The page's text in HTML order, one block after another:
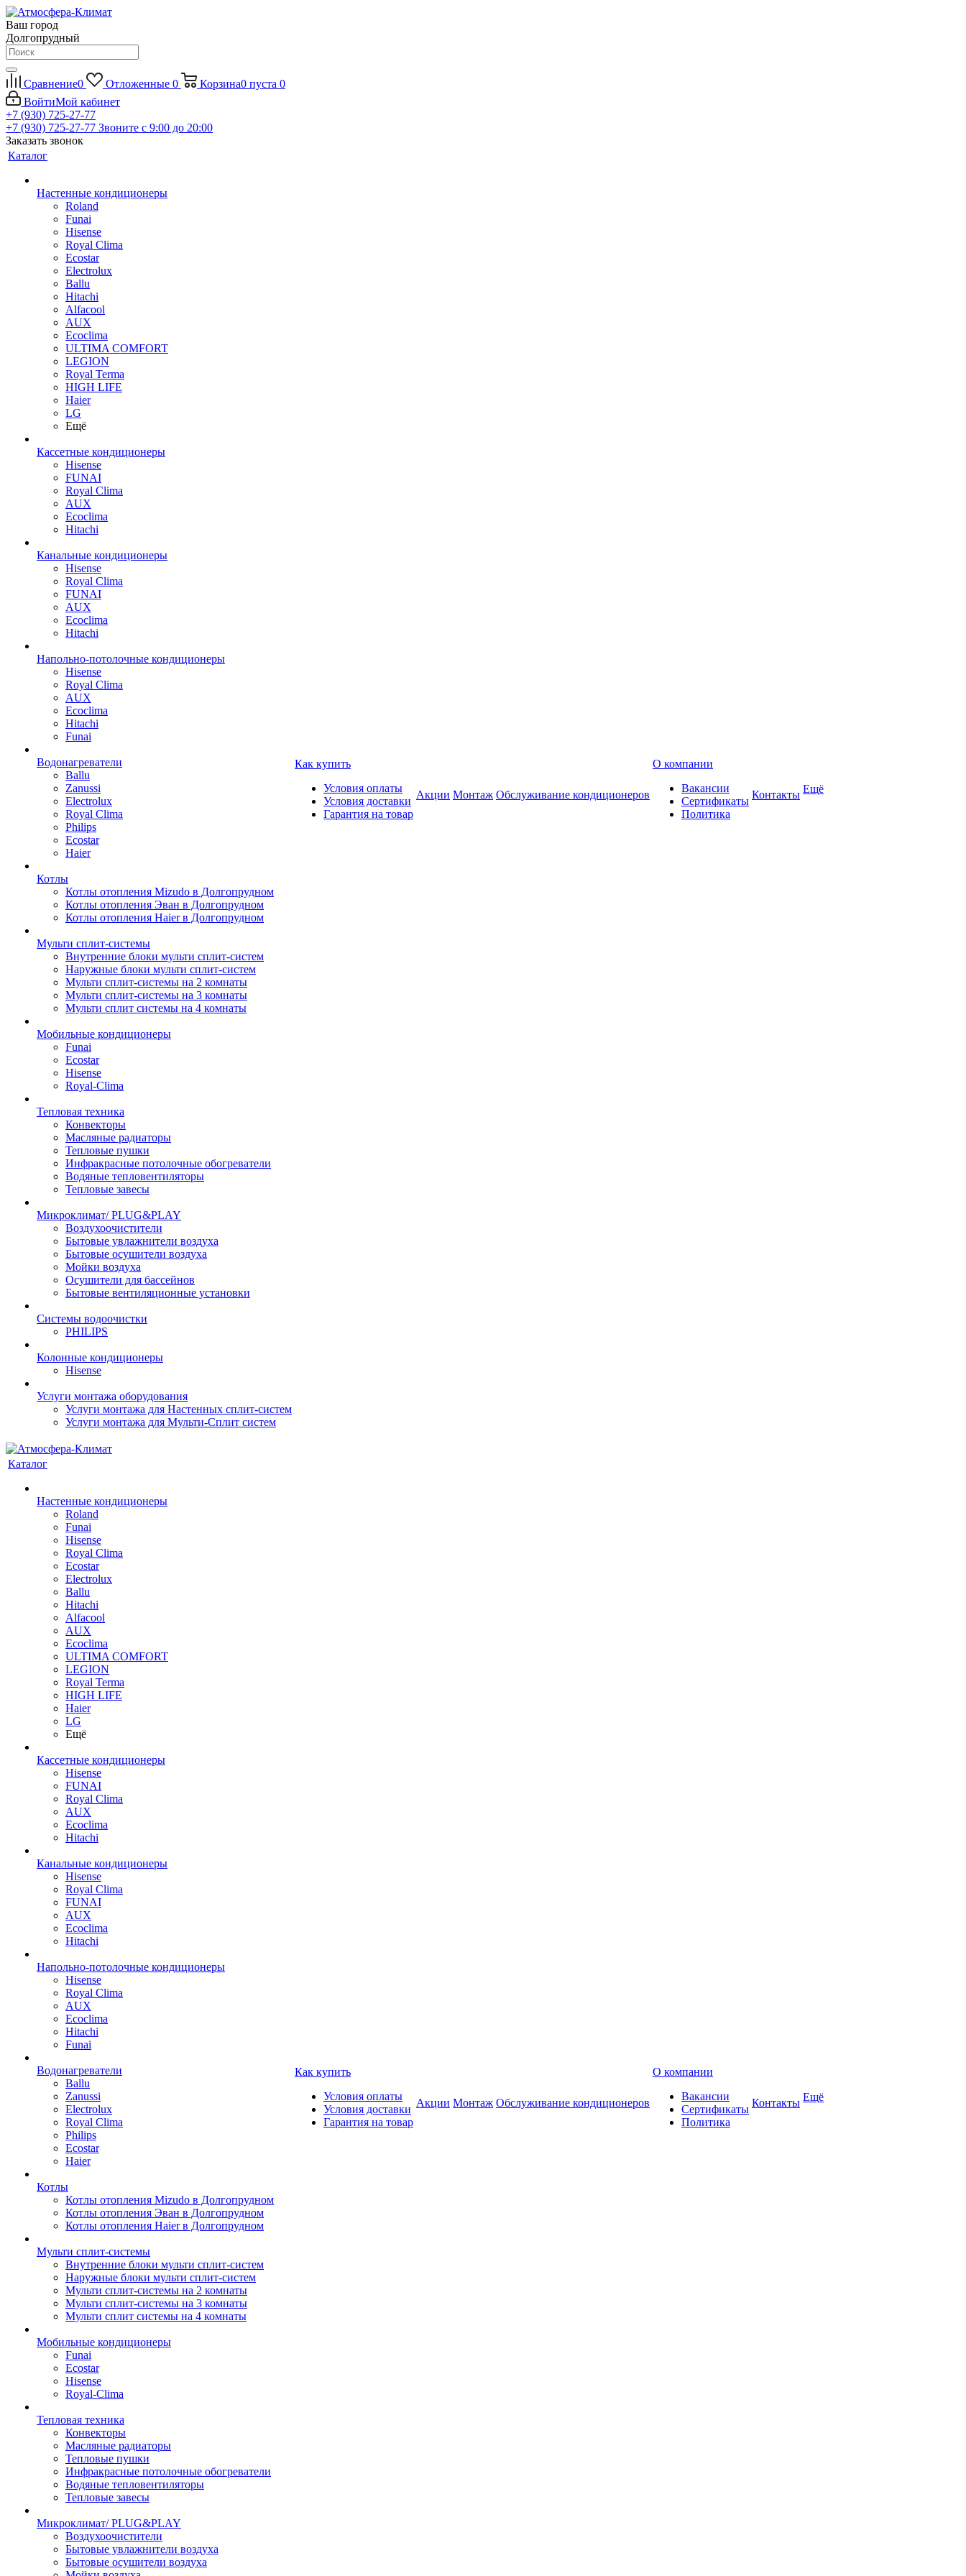
Ваш город
Долгопрудный
Сравнение0 Отложенные 0 Корзина0 пуста 0
ВойтиМой кабинет
+7 (930) 725-27-77
+7 (930) 725-27-77 Звоните с 9:00 до 20:00
Заказать звонок
Каталог
Настенные кондиционеры
Roland
Funai
Hisense
Royal Clima
Ecostar
Electrolux
Ballu
Hitachi
Alfacool
AUX
Ecoclima
ULTIMA COMFORT
LEGION
Royal Terma
HIGH LIFE
Haier
LG
Ещё
Кассетные кондиционеры
Hisense
FUNAI
Royal Clima
AUX
Ecoclima
Hitachi
Канальные кондиционеры
Hisense
Royal Clima
FUNAI
AUX
Ecoclima
Hitachi
Напольно-потолочные кондиционеры
Hisense
Royal Clima
AUX
Ecoclima
Hitachi
Funai
Водонагреватели
Ballu
Zanussi
Electrolux
Royal Clima
Philips
Ecostar
Haier
Котлы
Котлы отопления Mizudo в Долгопрудном
Котлы отопления Эван в Долгопрудном
Котлы отопления Haier в Долгопрудном
Мульти сплит-системы
Внутренние блоки мульти сплит-систем
Наружные блоки мульти сплит-систем
Мульти сплит-системы на 2 комнаты
Мульти сплит-системы на 3 комнаты
Мульти сплит системы на 4 комнаты
Мобильные кондиционеры
Funai
Ecostar
Hisense
Royal-Clima
Тепловая техника
Конвекторы
Масляные радиаторы
Тепловые пушки
Инфракрасные потолочные обогреватели
Водяные тепловентиляторы
Тепловые завесы
Микроклимат/ PLUG&PLAY
Воздухоочистители
Бытовые увлажнители воздуха
Бытовые осушители воздуха
Мойки воздуха
Осушители для бассейнов
Бытовые вентиляционные установки
Системы водоочистки
PHILIPS
Колонные кондиционеры
Hisense
Услуги монтажа оборудования
Услуги монтажа для Настенных сплит-систем
Услуги монтажа для Мульти-Сплит систем
Как купить
Условия оплаты
Условия доставки
Гарантия на товар
Акции Монтаж Обслуживание кондиционеров
О компании
Вакансии
Сертификаты
Политика
Контакты Ещё
Каталог
Настенные кондиционеры
Roland
Funai
Hisense
Royal Clima
Ecostar
Electrolux
Ballu
Hitachi
Alfacool
AUX
Ecoclima
ULTIMA COMFORT
LEGION
Royal Terma
HIGH LIFE
Haier
LG
Ещё
Кассетные кондиционеры
Hisense
FUNAI
Royal Clima
AUX
Ecoclima
Hitachi
Канальные кондиционеры
Hisense
Royal Clima
FUNAI
AUX
Ecoclima
Hitachi
Напольно-потолочные кондиционеры
Hisense
Royal Clima
AUX
Ecoclima
Hitachi
Funai
Водонагреватели
Ballu
Zanussi
Electrolux
Royal Clima
Philips
Ecostar
Haier
Котлы
Котлы отопления Mizudo в Долгопрудном
Котлы отопления Эван в Долгопрудном
Котлы отопления Haier в Долгопрудном
Мульти сплит-системы
Внутренние блоки мульти сплит-систем
Наружные блоки мульти сплит-систем
Мульти сплит-системы на 2 комнаты
Мульти сплит-системы на 3 комнаты
Мульти сплит системы на 4 комнаты
Мобильные кондиционеры
Funai
Ecostar
Hisense
Royal-Clima
Тепловая техника
Конвекторы
Масляные радиаторы
Тепловые пушки
Инфракрасные потолочные обогреватели
Водяные тепловентиляторы
Тепловые завесы
Микроклимат/ PLUG&PLAY
Воздухоочистители
Бытовые увлажнители воздуха
Бытовые осушители воздуха
Как купить
Условия оплаты
Условия доставки
Гарантия на товар
Акции Монтаж Обслуживание кондиционеров
О компании
Вакансии
Сертификаты
Политика
Контакты Ещё